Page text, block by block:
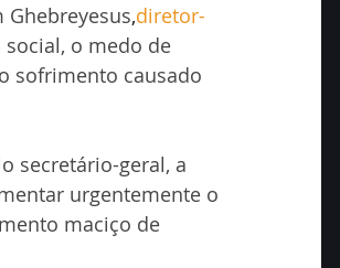
Ghebreyesus,diretor-
social, o medo de
sofrimento causado
secretário-geral, a
urgentemente o
maciço de